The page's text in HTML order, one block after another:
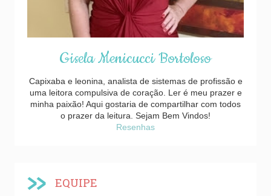
Gisela Menicucci Bortoloso
Capixaba e leonina, analista de sistemas de profissão e
uma leitora compulsiva de coração. Ler é meu prazer e
minha paixão! Aqui gostaria de compartilhar com todos
o prazer da leitura. Sejam Bem Vindos!
Resenhas
EQUIPE